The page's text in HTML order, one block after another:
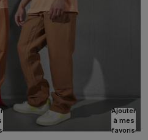
Ajouter
à mes
favoris